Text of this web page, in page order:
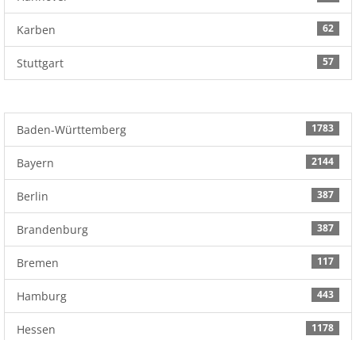
62
Karben
57
Stuttgart
1783
Baden-Württemberg
2144
Bayern
387
Berlin
387
Brandenburg
117
Bremen
443
Hamburg
1178
Hessen